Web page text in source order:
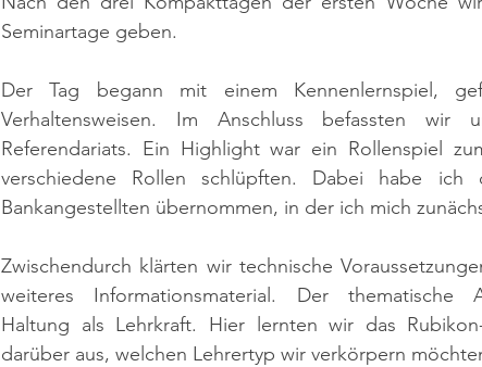
Seminartage geben.
Der Tag begann mit einem Kennenlernspiel,
Verhaltensweisen. Im Anschluss befassten
Referendariats. Ein Highlight war ein Rollenspiel
verschiedene Rollen schlüpften. Dabei habe ich
Bankangestellten übernommen, in der ich mich
Zwischendurch klärten wir technische
weiteres Informationsmaterial. Der
Haltung als Lehrkraft. Hier lernten wir das
darüber aus, welchen Lehrertyp wir verkörpern